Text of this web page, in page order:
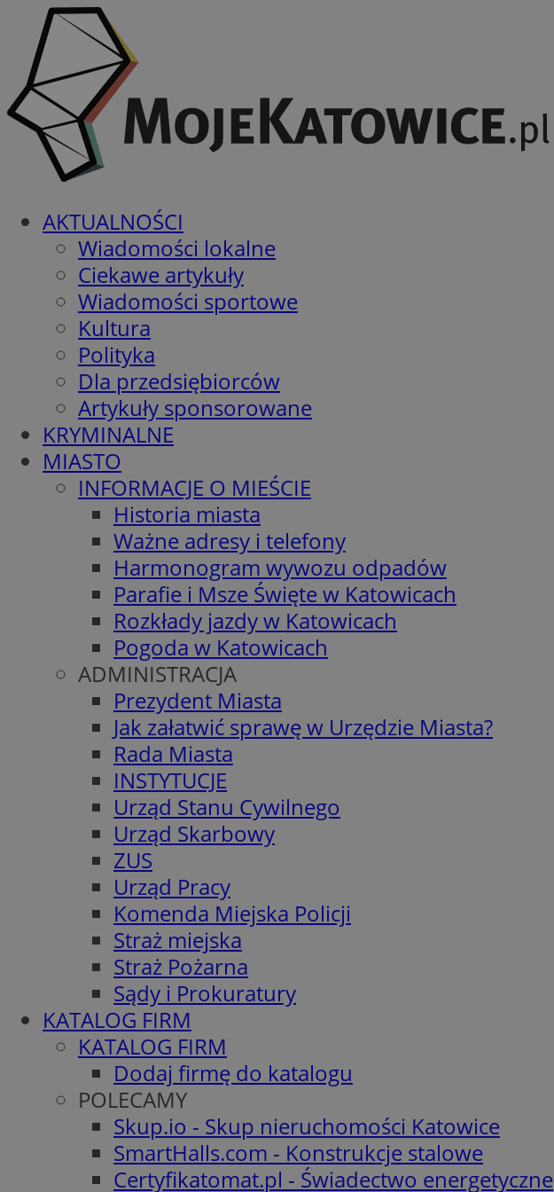
AKTUALNOŚCI
Wiadomości lokalne
Ciekawe artykuły
Wiadomości sportowe
Kultura
Polityka
Dla przedsiębiorców
Artykuły sponsorowane
KRYMINALNE
MIASTO
INFORMACJE O MIEŚCIE
Historia miasta
Ważne adresy i telefony
Harmonogram wywozu odpadów
Parafie i Msze Święte w Katowicach
Rozkłady jazdy w Katowicach
Pogoda w Katowicach
ADMINISTRACJA
Prezydent Miasta
Jak załatwić sprawę w Urzędzie Miasta?
Rada Miasta
INSTYTUCJE
Urząd Stanu Cywilnego
Urząd Skarbowy
ZUS
Urząd Pracy
Komenda Miejska Policji
Straż miejska
Straż Pożarna
Sądy i Prokuratury
KATALOG FIRM
KATALOG FIRM
Dodaj firmę do katalogu
POLECAMY
Skup.io - Skup nieruchomości Katowice
SmartHalls.com - Konstrukcje stalowe
Certyfikatomat.pl - Świadectwo energetyczne